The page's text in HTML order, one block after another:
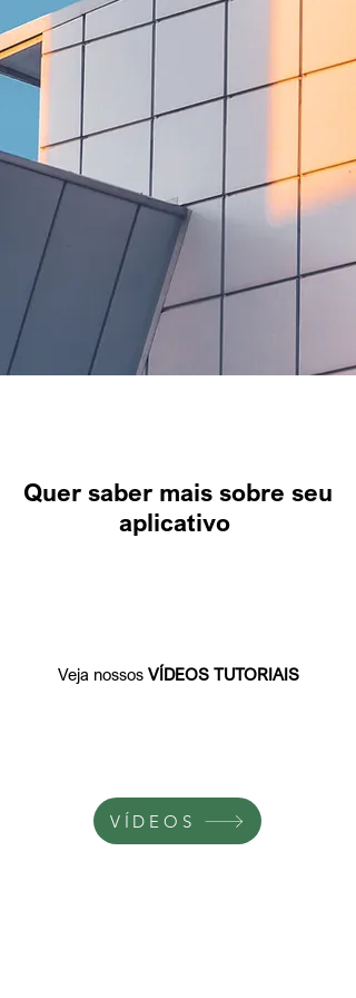
Quer saber mais sobre seu
aplicativo
Veja nossosVÍDEOS TUTORIAIS
VÍDEOS